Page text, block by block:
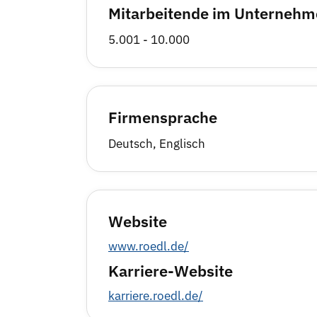
Mitarbeitende im
5.001 - 10.000
Firmensprache
Deutsch, Englisch
Website
www.roedl.de/
Karriere-Website
karriere.roedl.de/